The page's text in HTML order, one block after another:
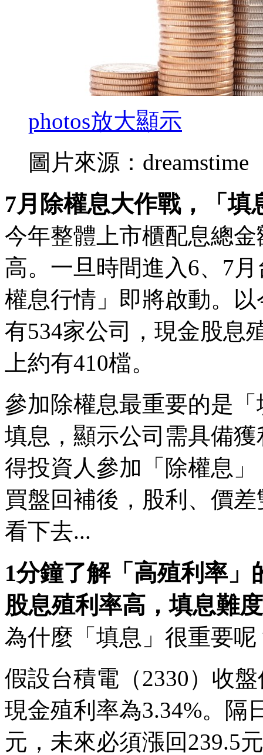
photos放大顯示
圖片來源：dreamstime
7月除權息大作戰，「填
今年整體上市櫃配息總
高。一旦時間進入6、7
權息行情」即將啟動。
有534家公司，現金股息
上約有410檔。
參加除權息最重要的是
填息，顯示公司需具備
得投資人參加「除權息
買盤回補後，股利、價
看下去...
1分鐘了解「高殖利率」
股息殖利率高，填息難
為什麼「填息」很重要呢
假設台積電（2330）收
現金殖利率為3.34%。隔
元，未來必須漲回239.5